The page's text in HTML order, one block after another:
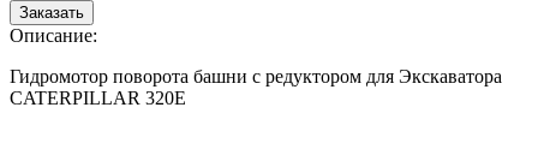
Описание:
Гидромотор поворота башни с редуктором для Экскаватора
CATERPILLAR 320E